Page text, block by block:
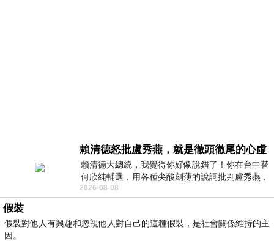
賴清德怒批盧秀燕，就是徹頭徹尾的心虛
賴清德大總統，我覺得你好像說錯了！你在台中替
何欣純輔選，用各種尖酸刻薄的說詞批判盧秀燕，
罵她施政滿意度輸給陳其邁，甚至還說盧
2026-08-08
假裝
假裝對他人有興趣和忽視他人對自己的這種假裝，是社會關係維持的主
因。